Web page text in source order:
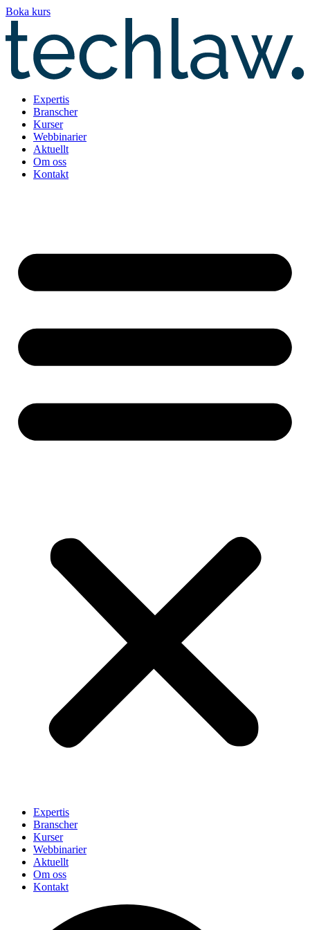
Hoppa
till
innehåll
Boka kurs
Expertis
Branscher
Kurser
Webbinarier
Aktuellt
Om oss
Kontakt
Expertis
Branscher
Kurser
Webbinarier
Aktuellt
Om oss
Kontakt